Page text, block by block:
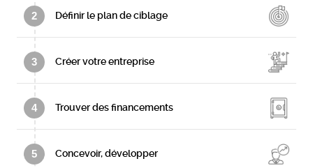
2 Définir le plan de ciblage
3 Créer votre entreprise
4 Trouver des financements
5 Concevoir, développer